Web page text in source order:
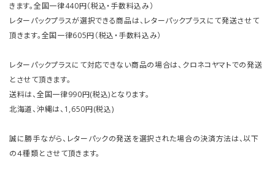
きます。全国一律440円（税込・手数料込み）
レターパックプラスが選択できる商品は、レターパックプラスにて発送させて
頂きます。全国一律605円（税込・手数料込み）
レターパックプラスにて対応できない商品の場合は、クロネコヤマトでの発送
とさせて頂きます。
送料は、全国一律990円(税込)となります。
北海道、沖縄は、1,650円(税込)
誠に勝手ながら、レターパックの発送を選択された場合の決済方法は、以下
の４種類とさせて頂きます。